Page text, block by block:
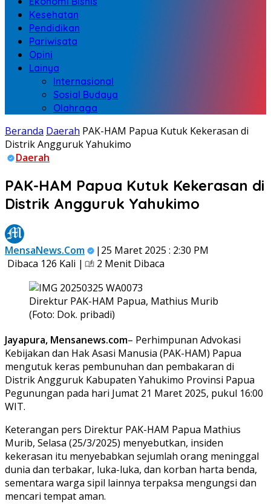
Kesehatan
Pendidikan
Pariwisata
Opini
Lainya
Internasional
Sosial Budaya
Olahraga
Beranda Daerah PAK-HAM Papua Kutuk Kekerasan di
Distrik Angguruk Yahukimo
Daerah
PAK-HAM Papua Kutuk Kekerasan di
Distrik Angguruk Yahukimo
MensaNews.Com
|25 Maret 2025 : 2:30 PM
Dibaca 126 Kali |
2 Menit Dibaca
Direktur PAK-HAM Papua, Mathius Murib
(Foto: Dok. pribadi)
Jayapura, Mensanews.com– Perhimpunan Advokasi
Kebijakan dan Hak Asasi Manusia (PAK-HAM) Papua
mengutuk keras pembunuhan dan pembakaran di
Distrik Angguruk Kabupaten Yahukimo Provinsi Papua
Pegunungan pada hari Jumat 21 Maret 2025, pukul 16:00
WIT.
Keterangan pers Direktur PAK-HAM Papua Mathius
Murib, Selasa (25/3/2025) menyebutkan, insiden
kekerasan itu menyebabkan sejumlah orang meninggal
dunia dan terbakar, luka-luka, dan korban harta benda,
sementara warga sipil lainnya terpaksa mengungsi dan
mencari tempat aman.